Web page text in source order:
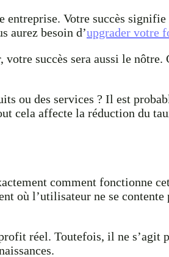
entreprise. Votre succès signifie
aurez besoin d’upgrader votre
succès sera aussi le nôtre.
ou des services ? Il est
cela affecte la réduction du
comment fonctionne
où l’utilisateur ne se contente
réel. Toutefois, il ne s’agit